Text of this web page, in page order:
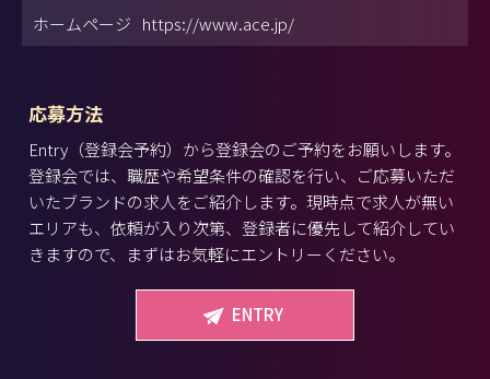
ホームページ https://www.ace.jp/
応募方法
Entry（登録会予約）から登録会のご予約をお願いします。
登録会では、職歴や希望条件の確認を行い、ご応募いただ
いたブランドの求人をご紹介します。現時点で求人が無い
エリアも、依頼が入り次第、登録者に優先して紹介してい
きますので、まずはお気軽にエントリーください。
ENTRY